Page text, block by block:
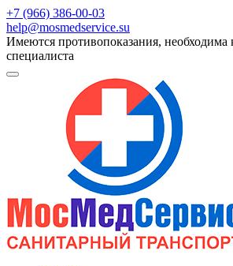
+7 (966) 386-00-03
help@mosmedservice.su
Имеются противопоказания, необходима
специалиста